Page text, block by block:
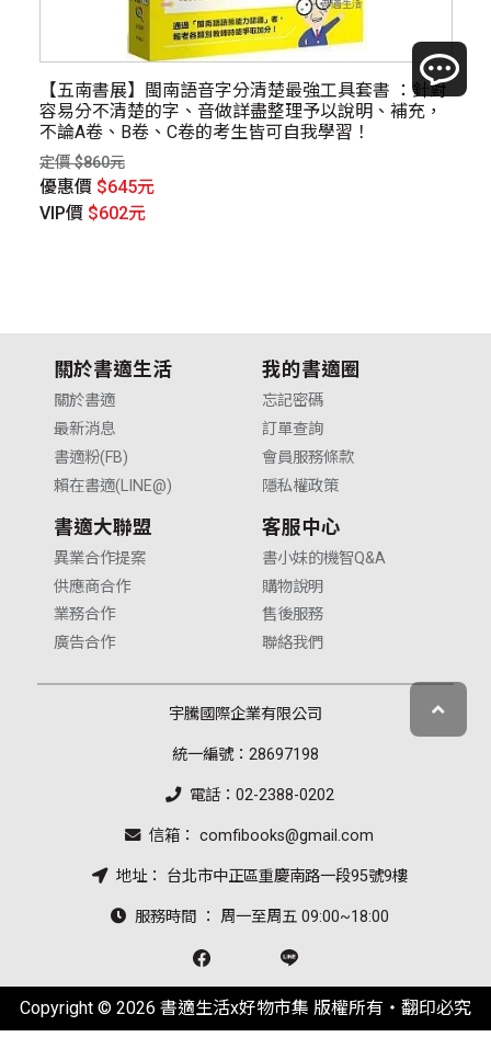
【五南書展】閩南語音字分清楚最強工具套書 ：針對
容易分不清楚的字、音做詳盡整理予以說明、補充，
不論A卷、B卷、C卷的考生皆可自我學習！
定價 $860元
優惠價 $645元
VIP價 $602元
關於書適生活
關於書適
最新消息
書適粉(FB)
賴在書適(LINE@)
我的書適圈
忘記密碼
訂單查詢
會員服務條款
隱私權政策
書適大聯盟
異業合作提案
供應商合作
業務合作
廣告合作
客服中心
書小妹的機智Q&A
購物說明
售後服務
聯絡我們
宇騰國際企業有限公司
統一編號：28697198
電話：02-2388-0202
信箱： comfibooks@gmail.com
地址： 台北市中正區重慶南路一段95號9樓
服務時間 ： 周一至周五 09:00~18:00
Copyright © 2026 書適生活x好物市集 版權所有‧翻印必究